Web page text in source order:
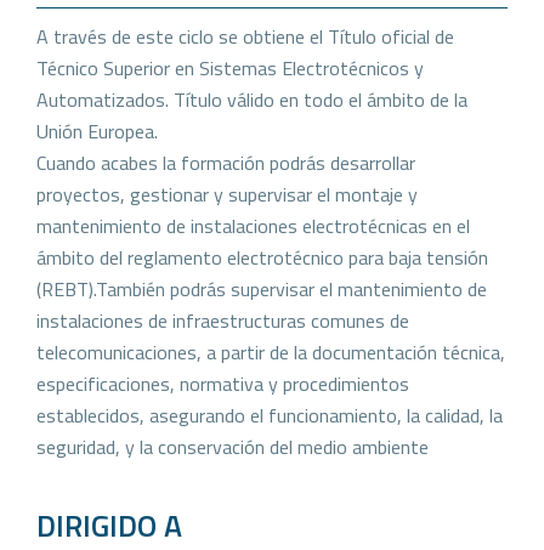
A través de este ciclo se obtiene el Título oficial de
Técnico Superior en Sistemas Electrotécnicos y
Automatizados. Título válido en todo el ámbito de la
Unión Europea.
Cuando acabes la formación podrás desarrollar
proyectos, gestionar y supervisar el montaje y
mantenimiento de instalaciones electrotécnicas en el
ámbito del reglamento electrotécnico para baja tensión
(REBT).También podrás supervisar el mantenimiento de
instalaciones de infraestructuras comunes de
telecomunicaciones, a partir de la documentación técnica,
especificaciones, normativa y procedimientos
establecidos, asegurando el funcionamiento, la calidad, la
seguridad, y la conservación del medio ambiente
DIRIGIDO A